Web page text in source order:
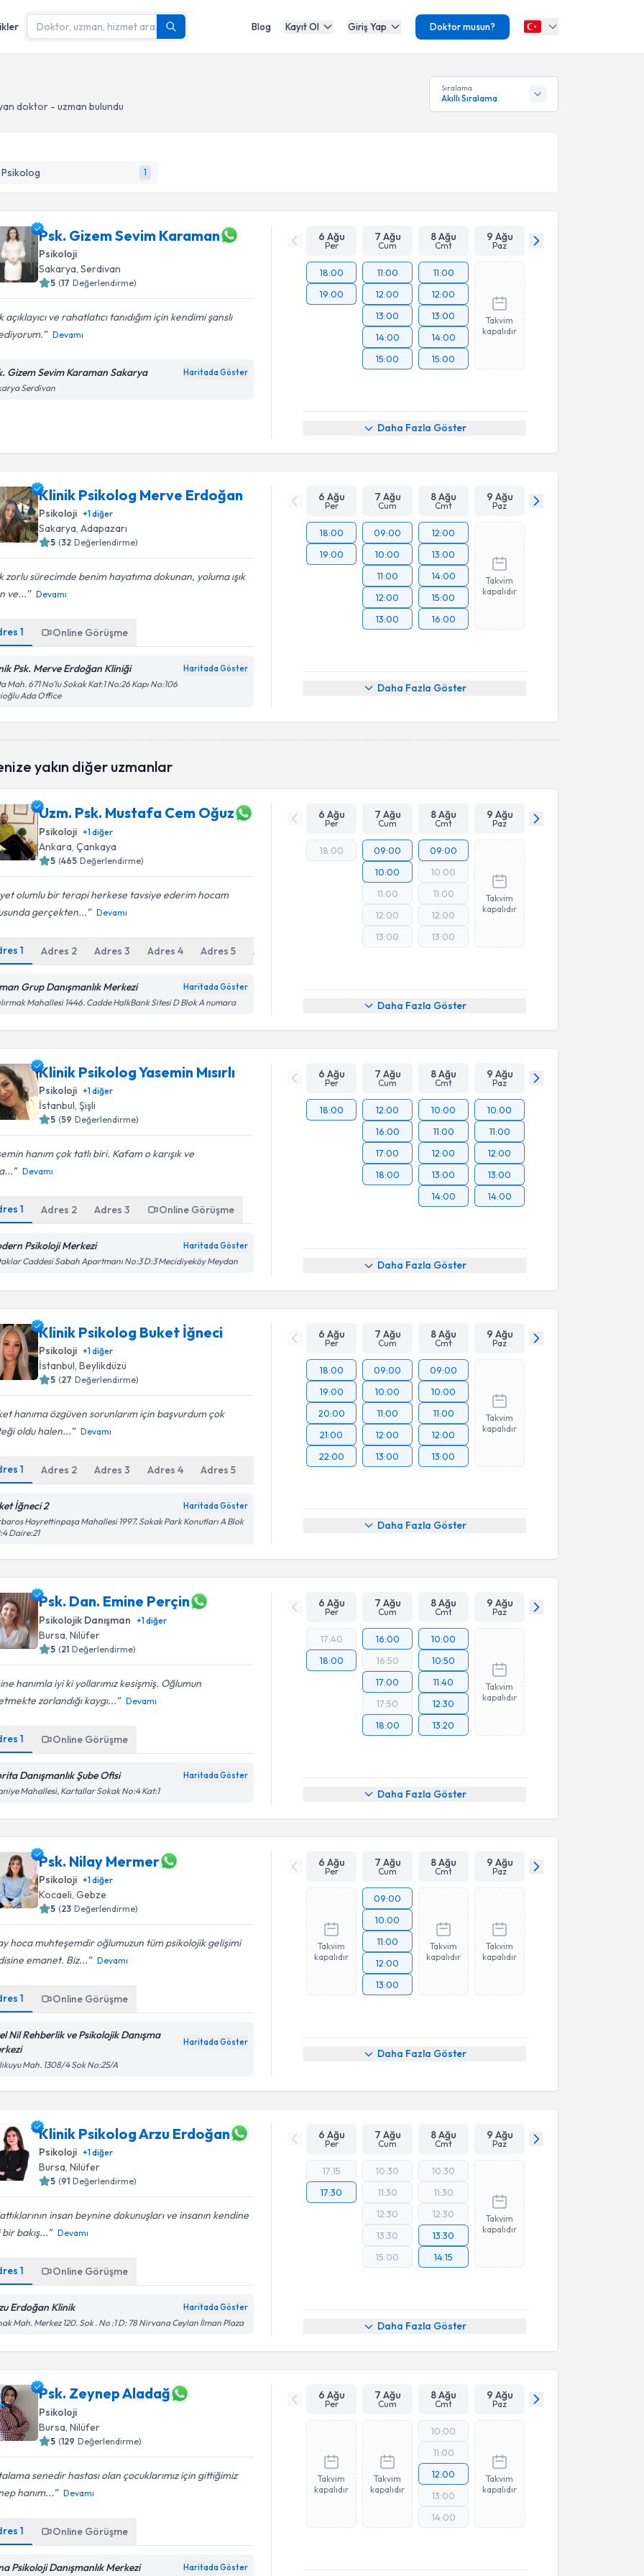
Blog Kayıt Ol Giriş Yap Doktor musun?
doktor - uzman bulundu
Sıralama
Akıllı Sıralama
1
Psk. Gizem Sevim Karaman
Psikoloji
Sakarya, Serdivan
5 (17 Değerlendirme)
açıklayıcı ve rahatlatıcı tanıdığım için kendimi şanslı
Devamı
Gizem Sevim Karaman Sakarya Haritada Göster
Serdivan
6 Ağu
Per
7 Ağu
Cum
8 Ağu
Cmt
9 Ağu
Paz
18:00
19:00
11:00
12:00
13:00
14:00
15:00
11:00
12:00
13:00
14:00
15:00
Takvim
kapalıdır
Daha Fazla Göster
Klinik Psikolog Merve Erdoğan
Psikoloji +1diğer
Sakarya , Adapazarı
5 (32 Değerlendirme)
zorlu sürecimde benim hayatıma dokunan, yoluma ışık
ve...
Devamı
1 Online Görüşme
Psk. Merve Erdoğan Kliniği Haritada Göster
Mah. 671 No’lu Sokak Kat:1 No:26 Kapı No:106
Ada Office
6 Ağu
Per
7 Ağu
Cum
8 Ağu
Cmt
9 Ağu
Paz
18:00
19:00
09:00
10:00
11:00
12:00
13:00
12:00
13:00
14:00
15:00
16:00
Takvim
kapalıdır
Daha Fazla Göster
yakın diğer uzmanlar
Uzm. Psk. Mustafa Cem Oğuz
Psikoloji +1diğer
Ankara , Çankaya
5 (465 Değerlendirme)
olumlu bir terapi herkese tavsiye ederim hocam
gerçekten...
Devamı
1 Adres 2 Adres3 Adres4 Adres5 Adres Online Görüşme
Grup Danışmanlık Merkezi Haritada Göster
Mahallesi 1446. Cadde HalkBank Sitesi D Blok A numara
6 Ağu
Per
7 Ağu
Cum
8 Ağu
Cmt
9 Ağu
Paz
18:00
09:00
10:00
11:00
12:00
13:00
09:00
10:00
11:00
12:00
13:00
Takvim
kapalıdır
Daha Fazla Göster
Klinik Psikolog Yasemin Mısırlı
Psikoloji +1diğer
İstanbul, Şişli
5 (59 Değerlendirme)
hanım çok tatlı biri. Kafam o karışık ve
Devamı
1 Adres 2 Adres3 Online Görüşme
Psikoloji Merkezi Haritada Göster
Caddesi Sabah Apartmanı No:3 D:3 Mecidiyeköy Meydan
6 Ağu
Per
7 Ağu
Cum
8 Ağu
Cmt
9 Ağu
Paz
18:00
12:00
16:00
17:00
18:00
10:00
11:00
12:00
13:00
14:00
10:00
11:00
12:00
13:00
14:00
Daha Fazla Göster
Klinik Psikolog Buket İğneci
Psikoloji +1diğer
İstanbul , Beylikdüzü
5 (27 Değerlendirme)
hanıma özgüven sorunlarım için başvurdum çok
oldu halen...
Devamı
1 Adres 2 Adres3 Adres4 Adres5 Online Görüşme
İğneci 2 Haritada Göster
Hayrettinpaşa Mahallesi 1997. Sokak Park Konutları A Blok
Daire:21
6 Ağu
Per
7 Ağu
Cum
8 Ağu
Cmt
9 Ağu
Paz
18:00
19:00
20:00
21:00
22:00
09:00
10:00
11:00
12:00
13:00
09:00
10:00
11:00
12:00
13:00
Takvim
kapalıdır
Daha Fazla Göster
Psk. Dan. Emine Perçin
Psikolojik Danışman +1diğer
Bursa , Nilüfer
5 (21 Değerlendirme)
hanımla iyi ki yollarımız kesişmiş. Oğlumun
zorlandığı kaygı...
Devamı
1 Online Görüşme
Danışmanlık Şube Ofisi Haritada Göster
Mahallesi, Kartallar Sokak No:4 Kat:1
6 Ağu
Per
7 Ağu
Cum
8 Ağu
Cmt
9 Ağu
Paz
17:40
18:00
16:00
16:50
17:00
17:50
18:00
10:00
10:50
11:40
12:30
13:20
Takvim
kapalıdır
Daha Fazla Göster
Psk. Nilay Mermer
Psikoloji +1diğer
Kocaeli, Gebze
5 (23 Değerlendirme)
hoca muhteşemdir oğlumuzun tüm psikolojik gelişimi
emanet. Biz...
Devamı
1 Online Görüşme
Nil Rehberlik ve Psikolojik Danışma
Haritada Göster
Mah. 1308/4 Sok No:25/A
6 Ağu
Per
7 Ağu
Cum
8 Ağu
Cmt
9 Ağu
Paz
Takvim
kapalıdır
09:00
10:00
11:00
12:00
13:00
Takvim
kapalıdır
Takvim
kapalıdır
Daha Fazla Göster
Klinik Psikolog Arzu Erdoğan
Psikoloji +1diğer
Bursa, Nilüfer
5 (91 Değerlendirme)
insan beynine dokunuşları ve insanın kendine
bakış...
Devamı
1 Online Görüşme
Erdoğan Klinik Haritada Göster
Mah. Merkez 120. Sok . No :1 D: 78 Nirvana Ceylan İlman Plaza
6 Ağu
Per
7 Ağu
Cum
8 Ağu
Cmt
9 Ağu
Paz
17:15
17:30
10:30
11:30
12:30
13:30
15:00
10:30
11:30
12:30
13:30
14:15
Takvim
kapalıdır
Daha Fazla Göster
Psk. Zeynep Aladağ
Psikoloji
Bursa , Nilüfer
5 (129 Değerlendirme)
senedir hastası olan çocuklarımız için gittiğimiz
hanım...
Devamı
1 Online Görüşme
Psikoloji Danışmanlık Merkezi Haritada Göster
6 Ağu
Per
7 Ağu
Cum
8 Ağu
Cmt
9 Ağu
Paz
Takvim
kapalıdır
Takvim
kapalıdır
10:00
11:00
12:00
13:00
14:00
Takvim
kapalıdır